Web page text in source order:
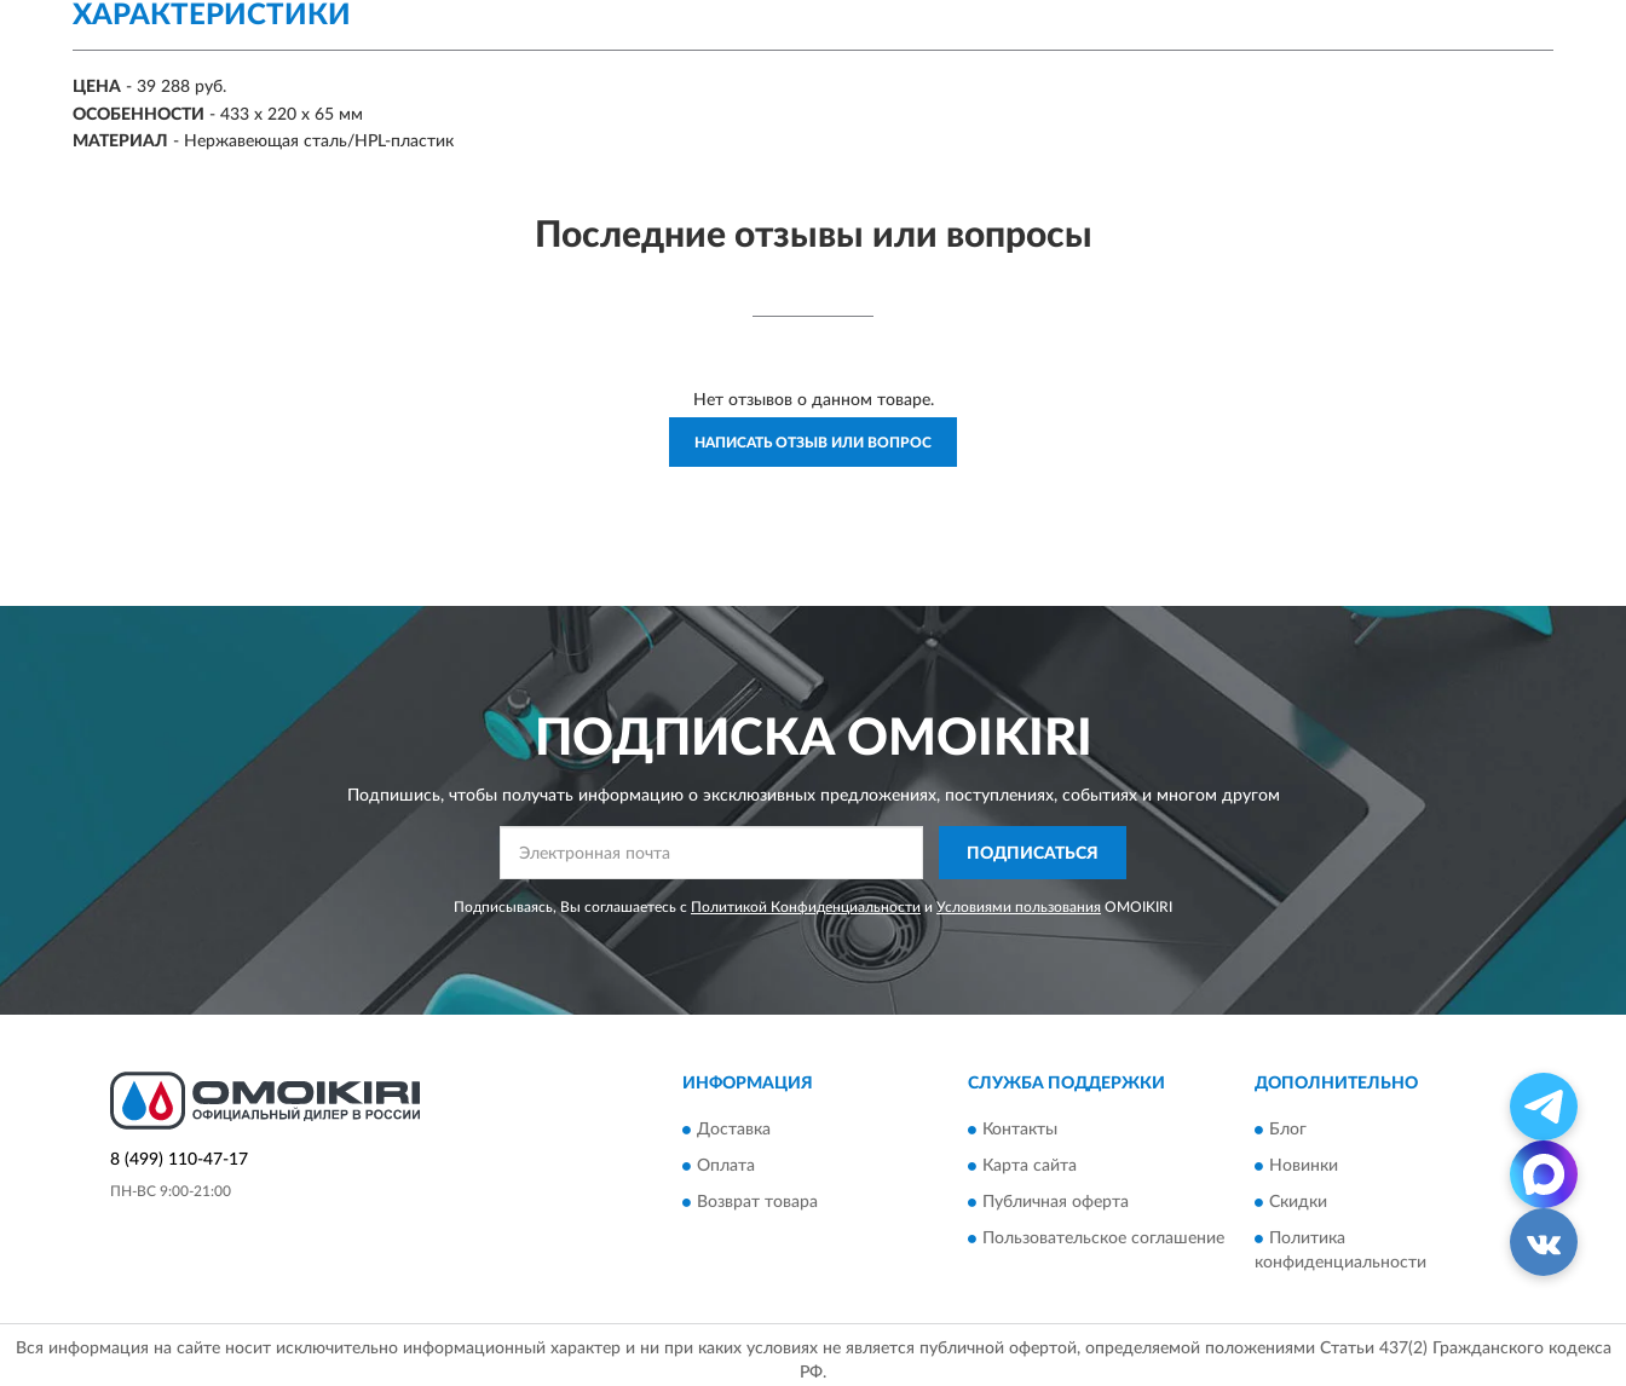
ХАРАКТЕРИСТИКИ
ЦЕНА - 39 288 руб.
ОСОБЕННОСТИ - 433 x 220 x 65 мм
МАТЕРИАЛ - Нержавеющая сталь/HPL-пластик
Последние отзывы или вопросы
Нет отзывов о данном товаре.
НАПИСАТЬ ОТЗЫВ ИЛИ ВОПРОС
ПОДПИСКАOMOIKIRI
Подпишись, чтобы получать информацию о эксклюзивных предложениях,поступлениях, событиях и многом другом
ПОДПИСАТЬСЯ
Подписываясь, Вы соглашаетесь с Политикой Конфиденциальности и Условиями пользования OMOIKIRI
8 (499) 110-47-17
ПН-ВС 9:00-21:00
ИНФОРМАЦИЯ
Доставка
Оплата
Возврат товара
СЛУЖБА ПОДДЕРЖКИ
Контакты
Карта сайта
Публичная оферта
Пользовательское соглашение
ДОПОЛНИТЕЛЬНО
Блог
Новинки
Скидки
Политика
конфиденциальности
Вся информация на сайте носит исключительно информационный характер и ни при каких условиях не является публичной офертой, определяемой положениями Статьи 437(2) Гражданского кодекса
РФ.